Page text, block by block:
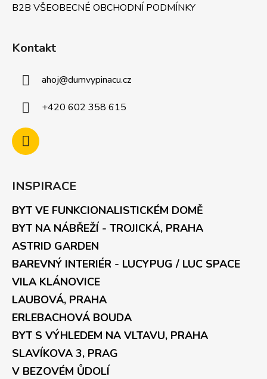
B2B VŠEOBECNÉ OBCHODNÍ PODMÍNKY
Kontakt
ahoj@dumvypinacu.cz
+420 602 358 615
INSPIRACE
BYT VE FUNKCIONALISTICKÉM DOMĚ
BYT NA NÁBŘEŽÍ - TROJICKÁ, PRAHA
ASTRID GARDEN
BAREVNÝ INTERIÉR - LUCYPUG / LUC SPACE
VILA KLÁNOVICE
LAUBOVÁ, PRAHA
ERLEBACHOVÁ BOUDA
BYT S VÝHLEDEM NA VLTAVU, PRAHA
SLAVÍKOVA 3, PRAG
V BEZOVÉM ŮDOLÍ